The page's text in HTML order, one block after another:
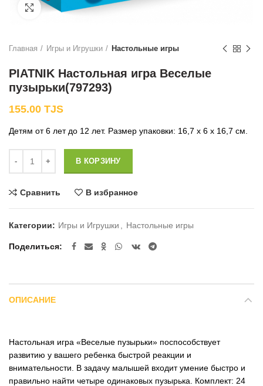
Нажмите, чтобы увеличить
Главная Игры и Игрушки Настольные игры
PIATNIK Настольная игра Веселые
пузырьки(797293)
155.00 TJS
Детям от 6 лет до 12 лет. Размер упаковки: 16,7 x 6 x 16,7 см.
В КОРЗИНУ
Сравнить В избранное
Категории: Игры и Игрушки Настольные игры
Поделиться
ОПИСАНИЕ
Настольная игра «Веселые пузырьки» поспособствует
развитию у вашего ребенка быстрой реакции и
внимательности. В задачу малышей входит умение быстро и
правильно найти четыре одинаковых пузырька. Комплект: 24